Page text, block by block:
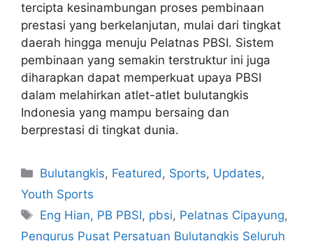
tercipta kesinambungan proses pembinaan
prestasi yang berkelanjutan, mulai dari tingkat
daerah hingga menuju Pelatnas PBSI. Sistem
pembinaan yang semakin terstruktur ini juga
diharapkan dapat memperkuat upaya PBSI
dalam melahirkan atlet-atlet bulutangkis
Indonesia yang mampu bersaing dan
berprestasi di tingkat dunia.
Bulutangkis, Featured, Sports, Updates,
Youth Sports
Eng Hian, PB PBSI, pbsi, Pelatnas Cipayung,
Pengurus Pusat Persatuan Bulutangkis Seluruh